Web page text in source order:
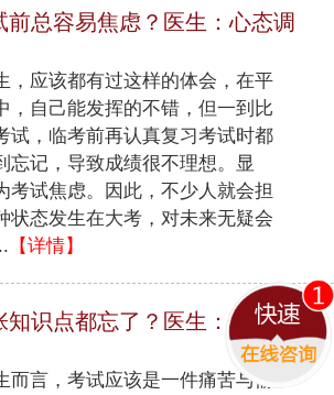
前总容易焦虑？医生：心态调
应该都有过这样的体会，在平
，自己能发挥的不错，但一到比
试，临考前再认真复习考试时都
忘记，导致成绩很不理想。显
考试焦虑。因此，不少人就会担
状态发生在大考，对未来无疑会
【详情】
知识点都忘了？医生：缓解焦
言，考试应该是一件痛苦与愉